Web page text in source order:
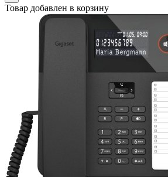
Товар добавлен в корзину